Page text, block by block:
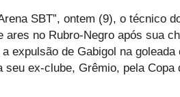
SBT”, ontem (9), o técnico
ares no Rubro-Negro após sua
expulsão de Gabigol na goleada
seu ex-clube, Grêmio, pela Copa